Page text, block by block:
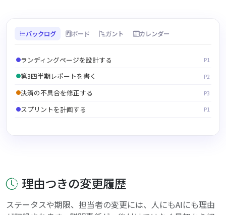
バックログ ボード ガント カレンダー
未着手
タスク
タスク
対応中
理由つきの変更履歴
ステータスや期限、担当者の変更には、人にもAIにも理由